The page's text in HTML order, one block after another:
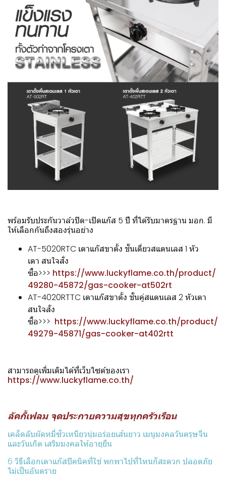
พร้อมรับประกันวาล์วปิด-เปิดแก๊ส 5 ปี ที่ได้รับมาตรฐาน มอก. มี
ให้เลือกกันถึงสองรุ่นอย่าง
AT-5020RTC เตาแก๊สขาตั้ง ชั้นเดี่ยวสแตนเลส 1 หัว
เตา สนใจสั่ง
ซื้อ>>> https://www.luckyflame.co.th/product/
49280-45872/gas-cooker-at502rt
AT-4020RTTC เตาแก๊สขาตั้ง ชั้นคู่สแตนเลส 2 หัวเตา
สนใจสั่ง
ซื้อ>>> https://www.luckyflame.co.th/product/
49279-45871/gas-cooker-at402rtt
สามารถดูเพิ่มเติมได้ที่เว็บไซต์ของเรา
https://www.luckyflame.co.th/
ลัคกี้เฟลม จุดประกายความสุขทุกครัวเรือน
เคล็ดลับผัดหมี่ซั่วเหนียวนุ่มอร่อยเส้นยาว เมนูมงคลวันตรุษจีน
และวันเกิด เสริมมงคลให้อายุยืน
6 วิธีเลือกเตาแก๊สปิคนิคที่ใช่ พกพาไปที่ไหนก็สะดวก ปลอดภัย
ไม่เป็นอันตราย